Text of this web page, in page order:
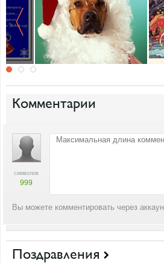
Комментарии
символов
999
Вы можете комментировать через
Поздравления